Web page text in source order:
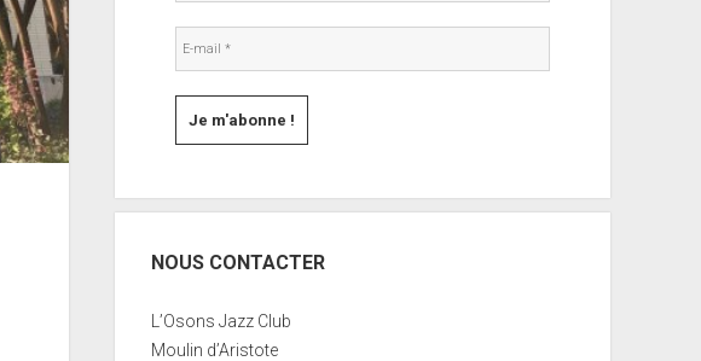
NOUS CONTACTER
L’Osons Jazz Club
Moulin d’Aristote